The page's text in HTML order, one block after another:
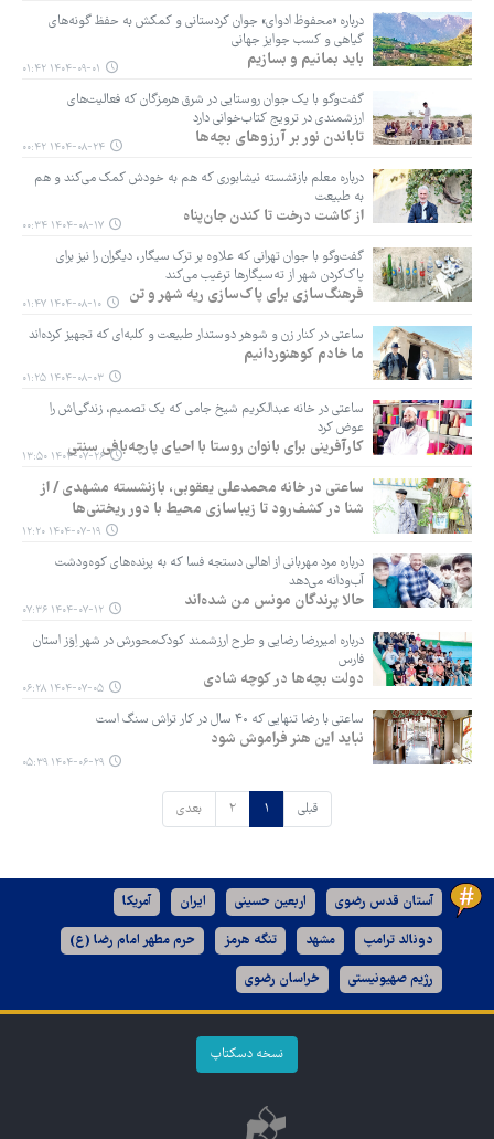
درباره «محفوظ ادوای» جوان کردستانی و کمکش به حفظ گونه‌های
گیاهی و کسب جوایز جهانی
باید بمانیم و بسازیم ۱۴۰۴-۰۹-۰۱ ۰۱:۴۲
گفت‌وگو با یک جوان روستایی در شرق هرمزگان که فعالیت‌های
ارزشمندی در ترویج کتاب‌خوانی دارد
تاباندن نور بر آرزوهای بچه‌ها ۱۴۰۴-۰۸-۲۴ ۰۰:۴۲
درباره معلم بازنشسته‌ نیشابوری که هم به خودش کمک می‌کند و هم
به طبیعت
از کاشت درخت تا کندن جان‌پناه ۱۴۰۴-۰۸-۱۷ ۰۰:۳۴
گفت‌وگو با جوان تهرانی که علاوه بر ترک سیگار، دیگران را نیز برای
پاک‌کردن شهر از ته‌سیگارها ترغیب می‌کند
فرهنگ‌سازی برای پاک‌سازی ریه شهر و تن ۱۴۰۴-۰۸-۱۰ ۰۱:۴۷
ساعتی در کنار زن و شوهر دوستدار طبیعت و کلبه‌ای که تجهیز کرده‌اند
ما خادم کوهنوردانیم
۱۴۰۴-۰۸-۰۳ ۰۱:۲۵
ساعتی در خانه‌ عبدالکریم شیخ جامی که یک تصمیم، زندگی‌اش را
عوض کرد
کارآفرینی برای بانوان روستا با احیای پارچه‌بافی سنتی
۱۴۰۴-۰۷-۲۶ ۱۳:۵۰
ساعتی در خانه‌ محمدعلی یعقوبی، بازنشسته‌ مشهدی / از
شنا در کشف‌رود تا زیباسازی محیط‌ با دور ریختنی‌ها
۱۴۰۴-۰۷-۱۹ ۱۲:۲۰
درباره مرد مهربانی از اهالی دستجه فسا که به پرنده‌های کوه‌ودشت
آب‌ودانه می‌دهد
حالا پرندگان مونس من شده‌اند ۱۴۰۴-۰۷-۱۲ ۰۷:۳۶
درباره امیررضا رضایی و طرح ارزشمند کودک‌محورش در شهر اِوَز استان
فارس
دولت بچه‌ها در کوچه‌ شادی ۱۴۰۴-۰۷-۰۵ ۰۶:۲۸
ساعتی با رضا تنهایی که ۴۰ سال در کار تراش سنگ است
نباید این هنر فراموش شود
۱۴۰۴-۰۶-۲۹ ۰۵:۳۹
قبلی ۱ ۲ بعدی
آستان قدس رضوی اربعین حسینی ایران آمریکا
دونالد ترامپ مشهد تنگه هرمز حرم مطهر امام رضا (ع)
رژیم صهیونیستی خراسان رضوی
نسخه دسکتاپ